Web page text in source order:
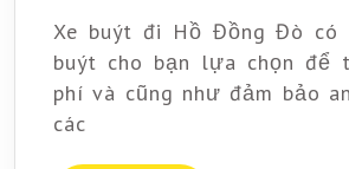
Đồng
Đò
Xe buýt đi Hồ Đồng Đò có
buýt cho bạn lựa chọn để
phí và cũng như đảm bảo
các